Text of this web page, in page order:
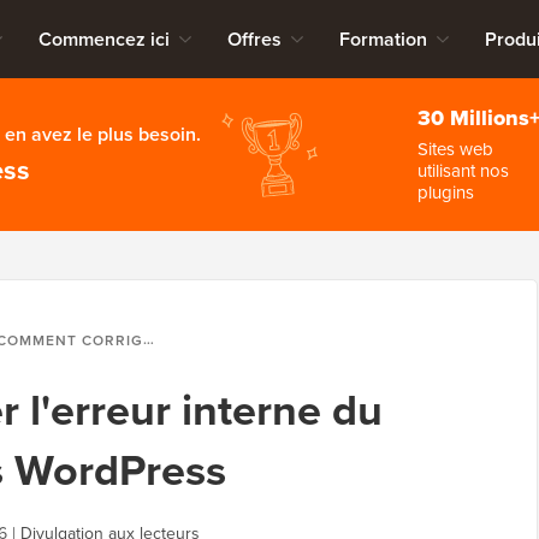
Commencez ici Offres Formation
avez le plus besoin.
30 Millions+
Sites web
utilisant nos
plugins
CORRIGER L'ERREUR INTERNE DU SERVEUR 500 DANS WORDPRESS
l'erreur interne du
| Divulgation aux lecteurs